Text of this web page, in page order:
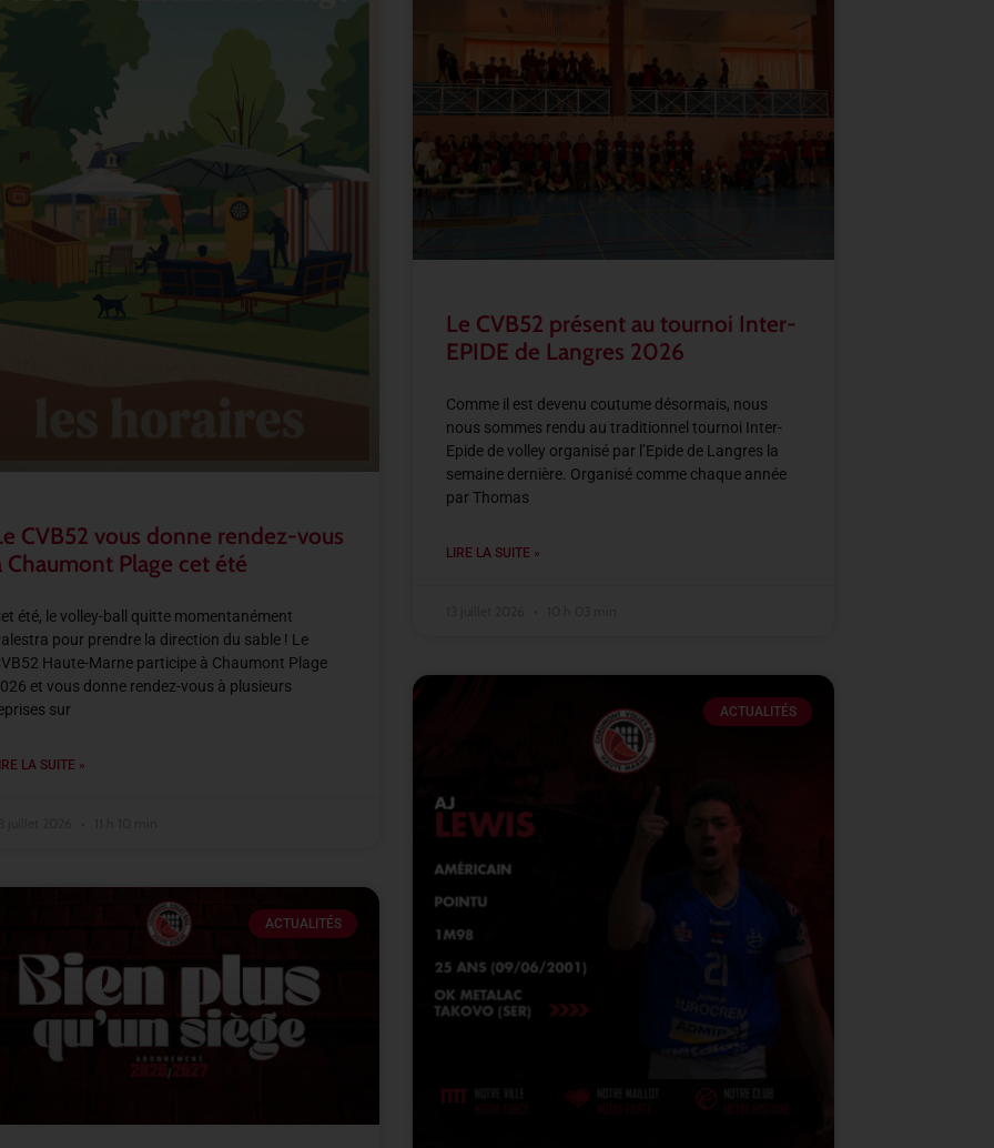
CVB52 vous donne rendez-vous
Chaumont Plage cet été
été, le volley-ball quitte momentanément
pour prendre la direction du sable ! Le
Haute-Marne participe à Chaumont Plage
et vous donne rendez-vous à plusieurs
sur
LA SUITE »
Le CVB52 présent au tournoi Inter-
EPIDE de Langres 2026
Comme il est devenu coutume désormais, nous
nous sommes rendu au traditionnel tournoi Inter-
Epide de volley organisé par l’Epide de Langres la
semaine dernière. Organisé comme chaque année
par Thomas
LIRE LA SUITE »
ACTUALITÉS
ACTUALITÉS